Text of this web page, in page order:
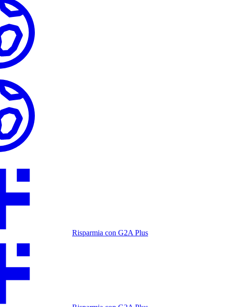
Risparmia con G2A Plus